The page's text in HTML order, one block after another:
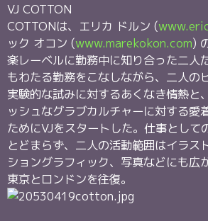
VJ COTTON
COTTONは、エリカ ドルン (
ック オコン (www.marekokon.com)
楽レーベルに勤務中に知り合った二人
もわたる勤務をこなしながら、二人の
実験的な試みに対するあくなき情熱と
ッシュなグラブカルチャーに対する愛
ためにVJをスタートした。仕事として
とどまらず、二人の活動範囲はイラス
ショングラフィック、写真などにも広
東京とロンドンを往復。